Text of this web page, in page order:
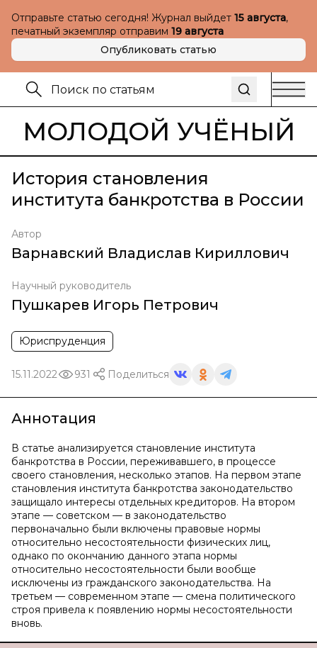
Отправьте статью сегодня! Журнал выйдет 15 августа,
печатный экземпляр отправим 19 августа
Опубликовать статью
МОЛОДОЙ УЧЁНЫЙ
История становления
института банкротства в России
Автор
Варнавский Владислав Кириллович
Научный руководитель
Пушкарев Игорь Петрович
Юриспруденция
15.11.2022 931 Поделиться
Аннотация
В статье анализируется становление института
банкротства в России, переживавшего, в процессе
своего становления, несколько этапов. На первом этапе
становления института банкротства законодательство
защищало интересы отдельных кредиторов. На втором
этапе — советском — в законодательство
первоначально были включены правовые нормы
относительно несостоятельности физических лиц,
однако по окончанию данного этапа нормы
относительно несостоятельности были вообще
исключены из гражданского законодательства. На
третьем — современном этапе — смена политического
строя привела к появлению нормы несостоятельности
вновь.